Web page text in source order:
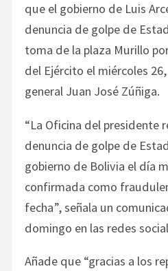
que el gobierno de Luis
denuncia de golpe de
toma de la plaza Murillo
del Ejército el miércoles
general Juan José Zúñiga.
“La Oficina del presidente
denuncia de golpe de
gobierno de Bolivia el día
confirmada como
fecha”, señala un
domingo en las redes
Añade que “gracias a los